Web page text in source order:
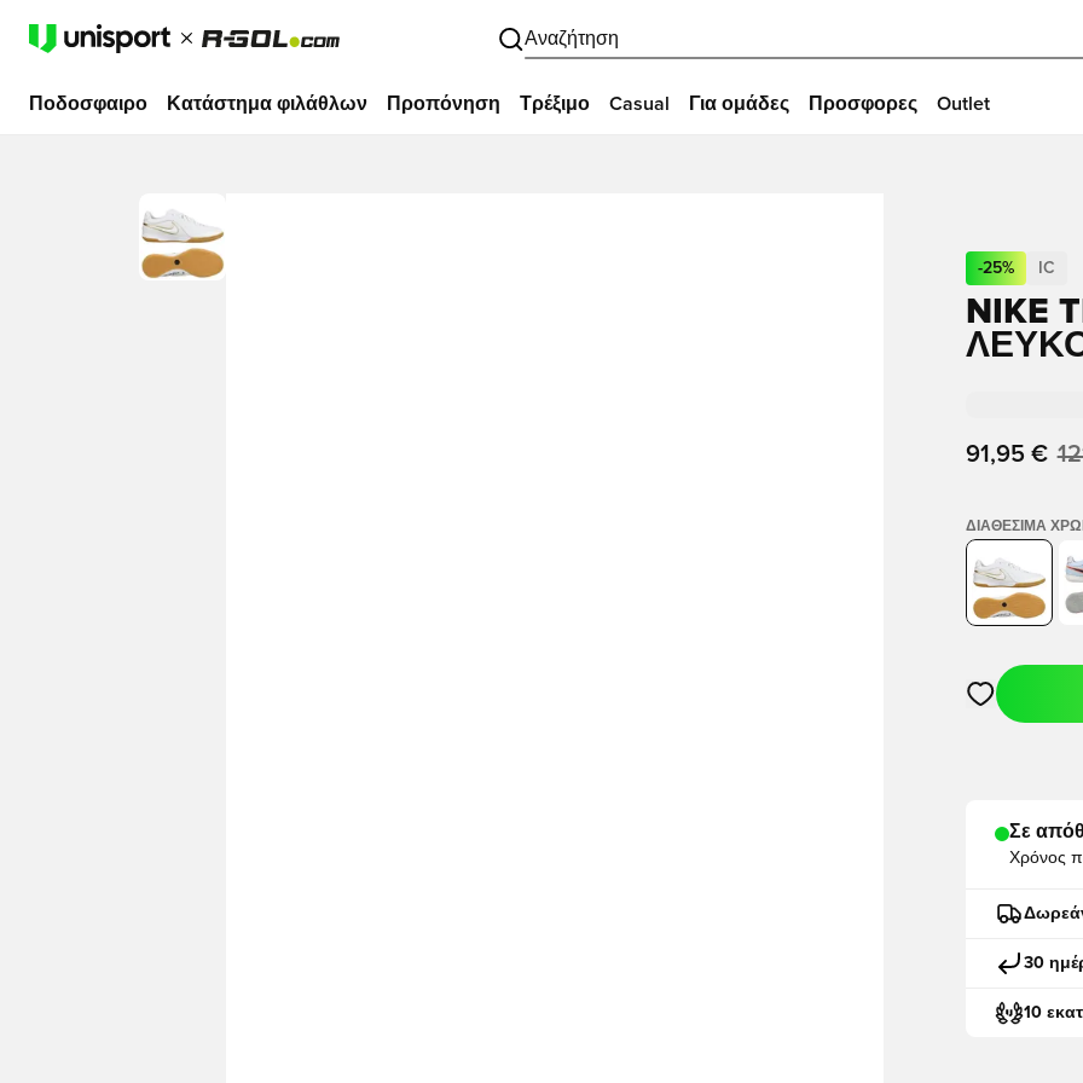
Αναζήτηση
Ποδοσφαιρο Κατάστημα φιλάθλων Προπόνηση Τρέξιμο Casual Για ομάδες Προσφορες Outlet
-25% IC
NIKE
91,95 €
ΔΙΑΘΈΣΙΜΑ
Ανοίγει ένα
Σε
Χρόνος
30
10